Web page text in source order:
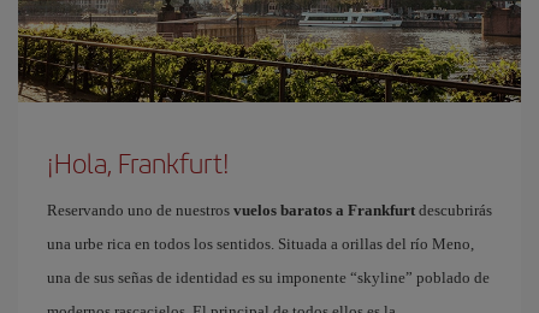
¡Hola, Frankfurt!
Reservando uno de nuestros vuelos baratos a Frankfurt descubrirás
una urbe rica en todos los sentidos. Situada a orillas del río Meno,
una de sus señas de identidad es su imponente “skyline” poblado de